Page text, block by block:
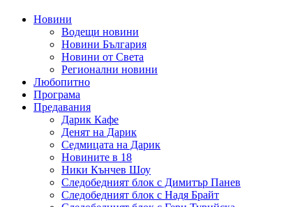
Новини
Водещи новини
Новини България
Новини от Света
Регионални новини
Любопитно
Програма
Предавания
Дарик Кафе
Денят на Дарик
Седмицата на Дарик
Новините в 18
Ники Кънчев Шоу
Следобедният блок с Димитър Панев
Следобедният блок с Надя Брайт